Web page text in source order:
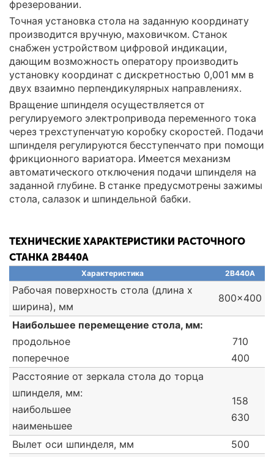
фрезеровании.
Точная установка стола на заданную координату
производится вручную, маховичком. Станок
снабжен устройством цифровой индикации,
дающим возможность оператору производить
установку координат с дискретностью 0,001 мм в
двух взаимно перпендикулярных направлениях.
Вращение шпинделя осуществляется от
регулируемого электропривода переменного тока
через трехступенчатую коробку скоростей. Подачи
шпинделя регулируются бесступенчато при помощи
фрикционного вариатора. Имеется механизм
автоматического отключения подачи шпинделя на
заданной глубине. В станке предусмотрены зажимы
стола, салазок и шпиндельной бабки.
ТЕХНИЧЕСКИЕ ХАРАКТЕРИСТИКИ РАСТОЧНОГО
СТАНКА 2В440А
Характеристика 2В440А
Рабочая поверхность стола (длина х
ширина), мм
800x400
Наибольшее перемещение стола, мм:
продольное
поперечное
710
400
Расстояние от зеркала стола до торца
шпинделя, мм:
наибольшее
наименьшее
158
630
Вылет оси шпинделя, мм
500